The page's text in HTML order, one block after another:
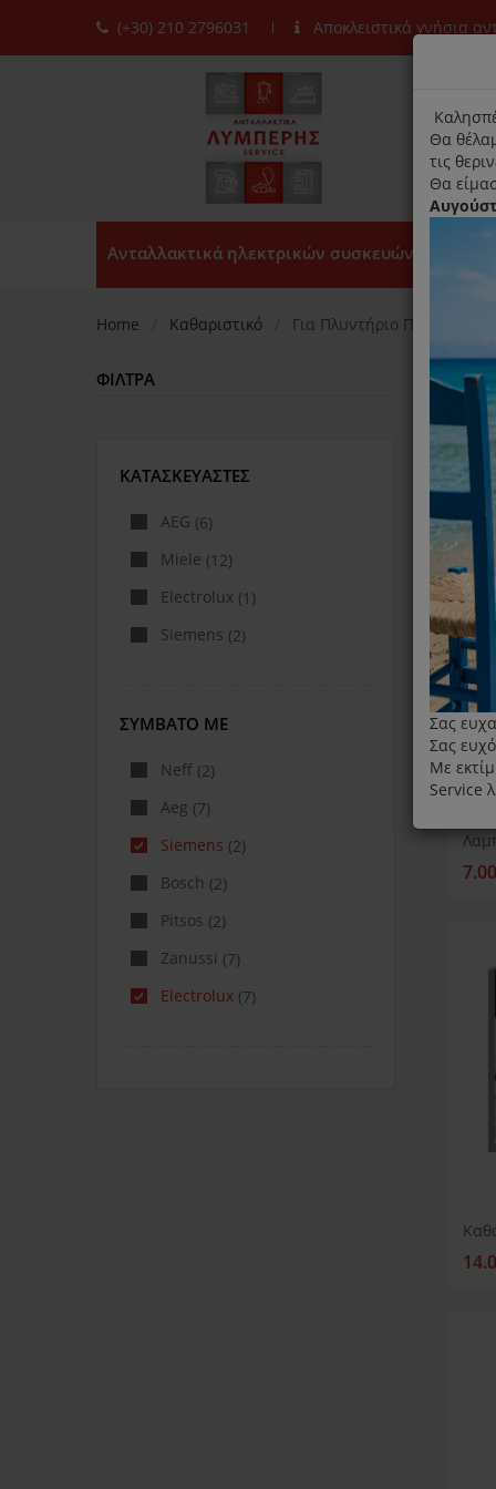
(+30) 210 2796031 Αποκλειστικά γνήσια
Ανταλλακτικά ηλεκτρικών συσκευών
Home Καθαριστικό Για Πλυντήριο Πιάτων
ΦΊΛΤΡΑ
ΚΑΤΑΣΚΕΥΑΣΤΈΣ
AEG (6)
Miele (12)
Electrolux (1)
Siemens (2)
ΣΥΜΒΑΤΌ ΜΕ
Neff (2)
Aeg (7)
Siemens (2)
Bosch (2)
Pitsos (2)
Zanussi (7)
Electrolux (7)
title
Θα
τις
Θα
Σας
Σας
Με
Service